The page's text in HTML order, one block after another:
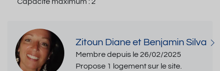
Zitoun Diane et Benjamin Silva
Membre depuis le 26/02/2025
Propose 1 logement sur le site.